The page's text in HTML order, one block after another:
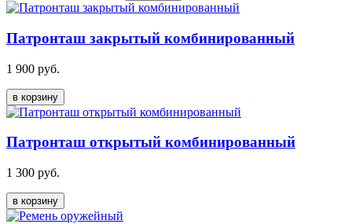
Патронташ закрытый комбинированный
1 900 руб.
в корзину
Патронташ открытый комбинированный
1 300 руб.
в корзину